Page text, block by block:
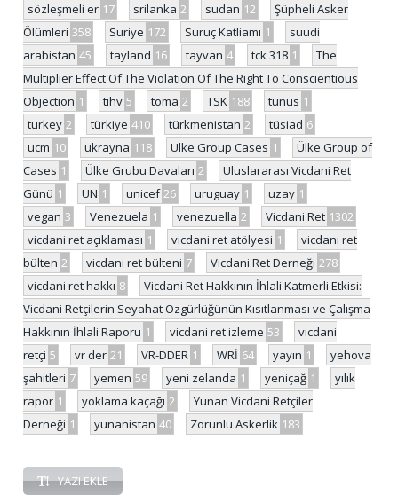
sözleşmeli er 17 srilanka 2 sudan 12
Şüpheli Asker
Ölümleri 358 Suriye 172 Suruç Katliamı 1
suudi
arabistan 45 tayland 16 tayvan 4 tck 318 1
The
Multiplier Effect Of The Violation Of The Right To Conscientious
Objection 1 tihv 5 toma 2 TSK 188 tunus 1
turkey 2 türkiye 410 türkmenistan 2 tüsiad 6
ucm 10 ukrayna 118 Ulke Group Cases 1
Ülke Group of
Cases 1 Ülke Grubu Davaları 2
Uluslararası Vicdani Ret
Günü 1 UN 1 unicef 26 uruguay 1 uzay 1
vegan 3 Venezuela 1 venezuella 2 Vicdani Ret 1302
vicdani ret açıklaması 1 vicdani ret atölyesi 1
vicdani ret
bülten 2 vicdani ret bülteni 7 Vicdani Ret Derneği 278
vicdani ret hakkı 8
Vicdani Ret Hakkının İhlali Katmerli Etkisi:
Vicdani Retçilerin Seyahat Özgürlüğünün Kısıtlanması ve Çalışma
Hakkının İhlali Raporu 1 vicdani ret izleme 53
vicdani
retçi 5 vr der 21 VR-DDER 1 WRİ 64 yayın 1
yehova
şahitleri 7 yemen 59 yeni zelanda 1 yeniçağ 1
yılık
rapor 1 yoklama kaçağı 2
Yunan Vicdani Retçiler
Derneği 1 yunanistan 40 Zorunlu Askerlik 183
YAZI EKLE